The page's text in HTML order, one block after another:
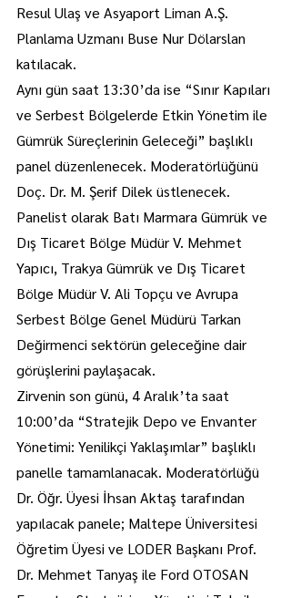
Resul Ulaş ve Asyaport Liman A.Ş.
Planlama Uzmanı Buse Nur Dölarslan
katılacak.
Aynı gün saat 13:30’da ise “Sınır Kapıları
ve Serbest Bölgelerde Etkin Yönetim ile
Gümrük Süreçlerinin Geleceği” başlıklı
panel düzenlenecek. Moderatörlüğünü
Doç. Dr. M. Şerif Dilek üstlenecek.
Panelist olarak Batı Marmara Gümrük ve
Dış Ticaret Bölge Müdür V. Mehmet
Yapıcı, Trakya Gümrük ve Dış Ticaret
Bölge Müdür V. Ali Topçu ve Avrupa
Serbest Bölge Genel Müdürü Tarkan
Değirmenci sektörün geleceğine dair
görüşlerini paylaşacak.
Zirvenin son günü, 4 Aralık’ta saat
10:00’da “Stratejik Depo ve Envanter
Yönetimi: Yenilikçi Yaklaşımlar” başlıklı
panelle tamamlanacak. Moderatörlüğü
Dr. Öğr. Üyesi İhsan Aktaş tarafından
yapılacak panele; Maltepe Üniversitesi
Öğretim Üyesi ve LODER Başkanı Prof.
Dr. Mehmet Tanyaş ile Ford OTOSAN